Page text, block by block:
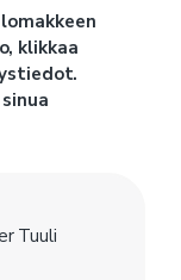
klikkaa